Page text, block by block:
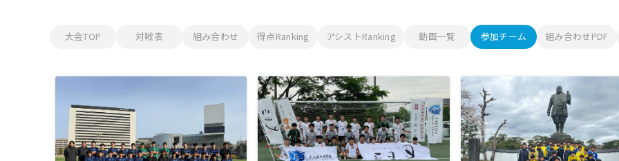
大会TOP 対戦表 組み合わせ 得点Ranking アシストRanking 動画一覧 参加チーム 組み合わせPDF